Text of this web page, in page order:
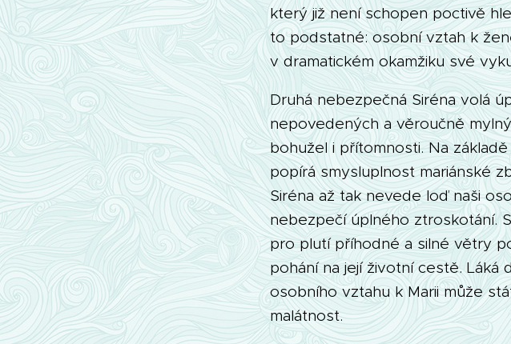
který již není schopen poctivě
to podstatné: osobní vztah k
v dramatickém okamžiku své
Druhá nebezpečná Siréna volá
nepovedených a věroučně
bohužel i přítomnosti. Na
popírá smysluplnost mariánské
Siréna až tak nevede loď naši
nebezpečí úplného ztroskotání.
pro plutí příhodné a silné větry
pohání na její životní cestě.
osobního vztahu k Marii může
malátnost.